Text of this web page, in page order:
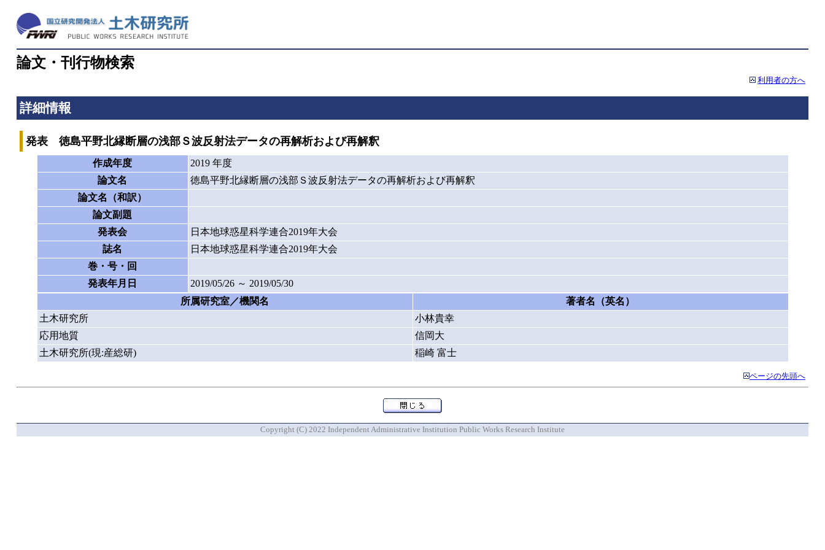
論文・刊行物検索
利用者の方へ
詳細情報
発表 徳島平野北縁断層の浅部Ｓ波反射法データの再解析および再解釈
作成年度
2019 年度
論文名
徳島平野北縁断層の浅部Ｓ波反射法データの再解析および再解釈
論文名（和訳）
論文副題
発表会
日本地球惑星科学連合2019年大会
誌名
日本地球惑星科学連合2019年大会
巻・号・回
発表年月日
2019/05/26 ～ 2019/05/30
所属研究室／機関名
著者名（英名）
土木研究所
小林貴幸
応用地質
信岡大
土木研究所(現:産総研)
稲崎 富士
ページの先頭へ
Copyright (C) 2022 Independent Administrative Institution Public Works Research Institute